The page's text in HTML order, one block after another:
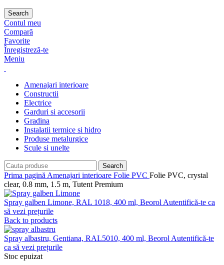
Search
Contul meu
Compară
Favorite
Înregistreză-te
Meniu
Amenajari interioare
Constructii
Electrice
Garduri si accesorii
Gradina
Instalatii termice si hidro
Produse metalurgice
Scule si unelte
Search
Prima pagină Amenajari interioare Folie PVC Folie PVC, crystal
clear, 0.8 mm, 1.5 m, Tutent Premium
Spray galben Limone, RAL 1018, 400 ml, Beorol Autentifică-te ca
să vezi prețurile
Back to products
Spray albastru, Gentiana, RAL5010, 400 ml, Beorol Autentifică-te
ca să vezi prețurile
Stoc epuizat